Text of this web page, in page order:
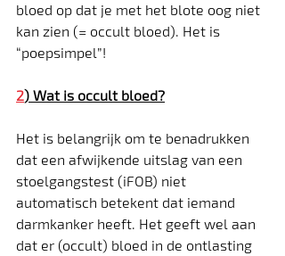
bloed op dat je met het blote oog niet
kan zien (= occult bloed). Het is
“poepsimpel”!
2) Wat is occult bloed?
​Het is belangrijk om te benadrukken
dat een afwijkende uitslag van een
stoelgangstest (iFOB) niet
automatisch betekent dat iemand
darmkanker heeft. Het geeft wel aan
dat er (occult) bloed in de ontlasting